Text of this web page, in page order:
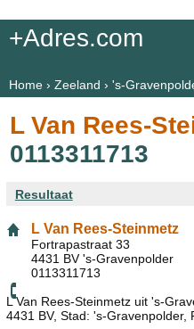
+Adres.com
Home› Zeeland › 's-
L Van Rees-
0113311713
Resultaat
L Van Rees-Steinmetz
Fortrapastraat 33
4431 BV 's-Gravenpolder
0113311713
L Van Rees-Steinmetz uit 's-
4431 BV, Stad: 's-Gravenpolder,